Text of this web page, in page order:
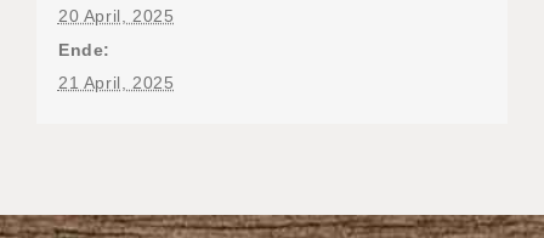
20 April, 2025
Ende:
21 April, 2025